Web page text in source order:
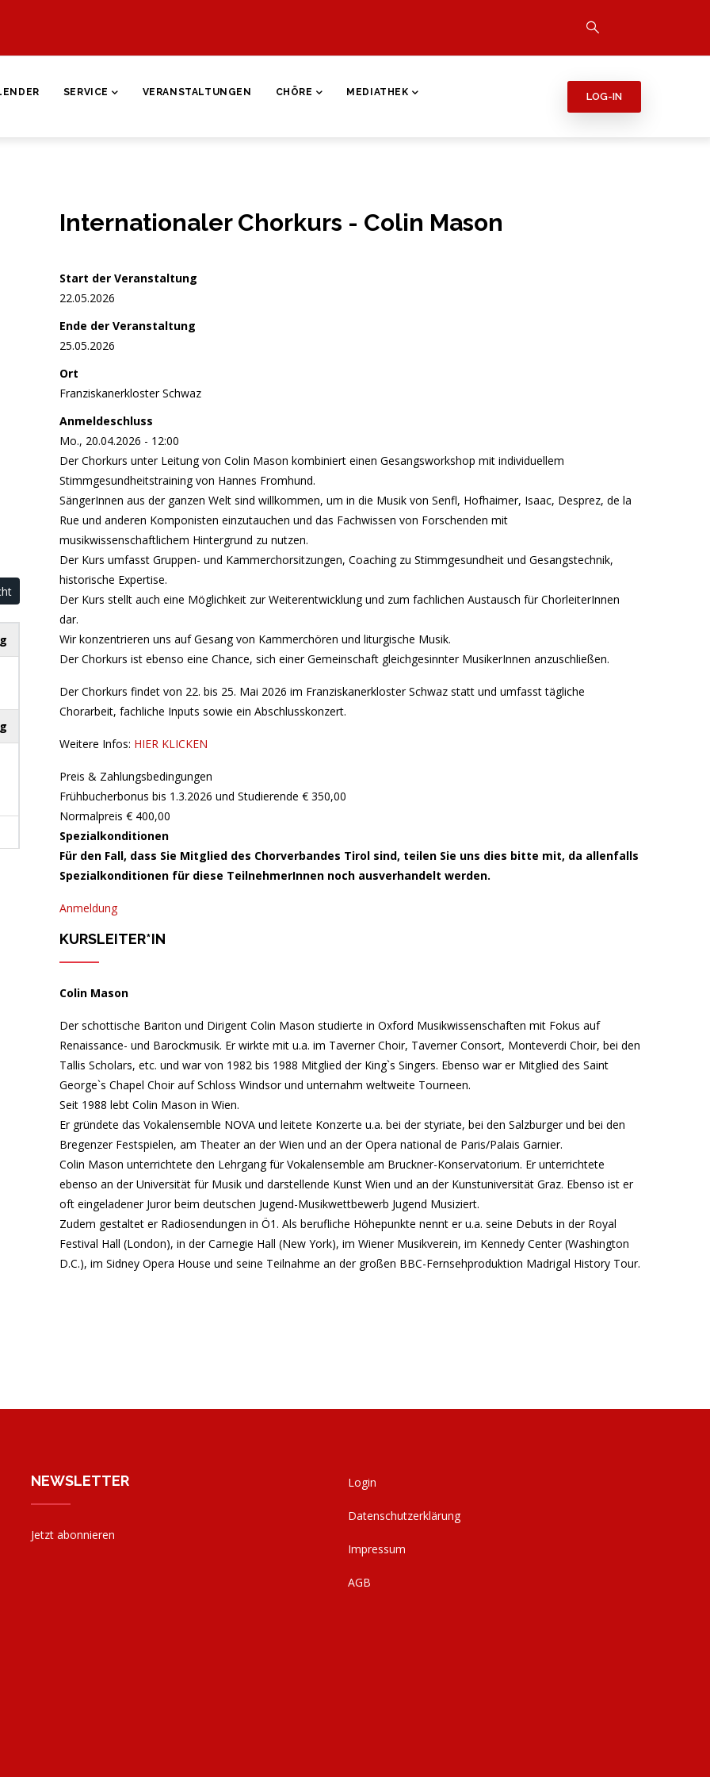
SERVICE VERANSTALTUNGEN CHÖRE MEDIATHEK LOG-IN
Internationaler Chorkurs - Colin Mason
Start der Veranstaltung
22.05.2026
Ende der Veranstaltung
25.05.2026
Ort
Franziskanerkloster Schwaz
Anmeldeschluss
Mo., 20.04.2026 - 12:00
Der Chorkurs unter Leitung von Colin Mason kombiniert einen Gesangsworkshop mit individuellem
Stimmgesundheitstraining von Hannes Fromhund.
SängerInnen aus der ganzen Welt sind willkommen, um in die Musik von Senfl, Hofhaimer, Isaac, Desprez, de la
Rue und anderen Komponisten einzutauchen und das Fachwissen von Forschenden mit
musikwissenschaftlichem Hintergrund zu nutzen.
Der Kurs umfasst Gruppen- und Kammerchorsitzungen, Coaching zu Stimmgesundheit und Gesangstechnik,
historische Expertise.
Der Kurs stellt auch eine Möglichkeit zur Weiterentwicklung und zum fachlichen Austausch für ChorleiterInnen
dar.
Wir konzentrieren uns auf Gesang von Kammerchören und liturgische Musik.
Der Chorkurs ist ebenso eine Chance, sich einer Gemeinschaft gleichgesinnter MusikerInnen anzuschließen.
Der Chorkurs findet von 22. bis 25. Mai 2026 im Franziskanerkloster Schwaz statt und umfasst tägliche
Chorarbeit, fachliche Inputs sowie ein Abschlusskonzert.
Weitere Infos: HIER KLICKEN
Preis & Zahlungsbedingungen
Frühbucherbonus bis 1.3.2026 und Studierende € 350,00
Normalpreis € 400,00
Spezialkonditionen
Für den Fall, dass Sie Mitglied des Chorverbandes Tirol sind, teilen Sie uns dies bitte mit, da allenfalls
Spezialkonditionen für diese TeilnehmerInnen noch ausverhandelt werden.
Anmeldung
KURSLEITER*IN
Colin Mason
Der schottische Bariton und Dirigent Colin Mason studierte in Oxford Musikwissenschaften mit Fokus auf
Renaissance- und Barockmusik. Er wirkte mit u.a. im Taverner Choir, Taverner Consort, Monteverdi Choir, bei den
Tallis Scholars, etc. und war von 1982 bis 1988 Mitglied der King`s Singers. Ebenso war er Mitglied des Saint
George`s Chapel Choir auf Schloss Windsor und unternahm weltweite Tourneen.
Seit 1988 lebt Colin Mason in Wien.
Er gründete das Vokalensemble NOVA und leitete Konzerte u.a. bei der styriate, bei den Salzburger und bei den
Bregenzer Festspielen, am Theater an der Wien und an der Opera national de Paris/Palais Garnier.
Colin Mason unterrichtete den Lehrgang für Vokalensemble am Bruckner-Konservatorium. Er unterrichtete
ebenso an der Universität für Musik und darstellende Kunst Wien und an der Kunstuniversität Graz. Ebenso ist er
oft eingeladener Juror beim deutschen Jugend-Musikwettbewerb Jugend Musiziert.
Zudem gestaltet er Radiosendungen in Ö1. Als berufliche Höhepunkte nennt er u.a. seine Debuts in der Royal
Festival Hall (London), in der Carnegie Hall (New York), im Wiener Musikverein, im Kennedy Center (Washington
D.C.), im Sidney Opera House und seine Teilnahme an der großen BBC-Fernsehproduktion Madrigal History Tour.
NEWSLETTER
Jetzt abonnieren
Login
Datenschutzerklärung
Impressum
AGB